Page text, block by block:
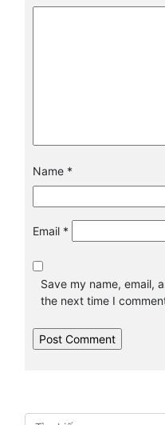
Name *
Email *
Save my name, email,
the next time I